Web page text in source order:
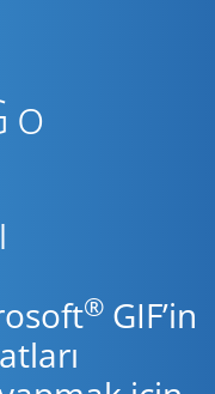
® GIF’in